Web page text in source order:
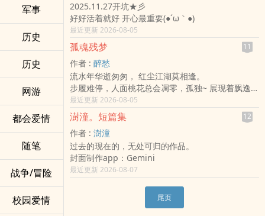
军事
历史
历史
网游
都会爱情
随笔
战争/冒险
校园爱情
2025.11.27开坑★彡
好好活着就好 开心最重要(●´ω｀●)ゞ
最近更新 2026-08-05
孤魂残梦 11
作者 : 醉愁
流水年华逝匆匆， 红尘江湖莫相逢。
步履难停，人面桃花总会凋零，孤独~ 展现着飘逸的
身影，何俟盖棺论定？人世我只取一瓢好饮。
最近更新 2026-08-05
澍潼。短篇集 12
作者 : 澍潼
过去的现在的，无处可归的作品。
封面制作app：Gemini
最近更新 2026-08-07
尾页